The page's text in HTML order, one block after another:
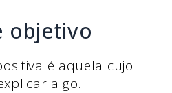
objetivo
é aquela cujo
algo.